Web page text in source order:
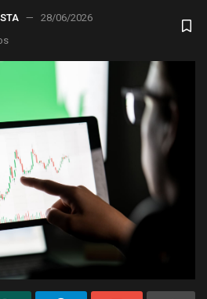
28/06/2026